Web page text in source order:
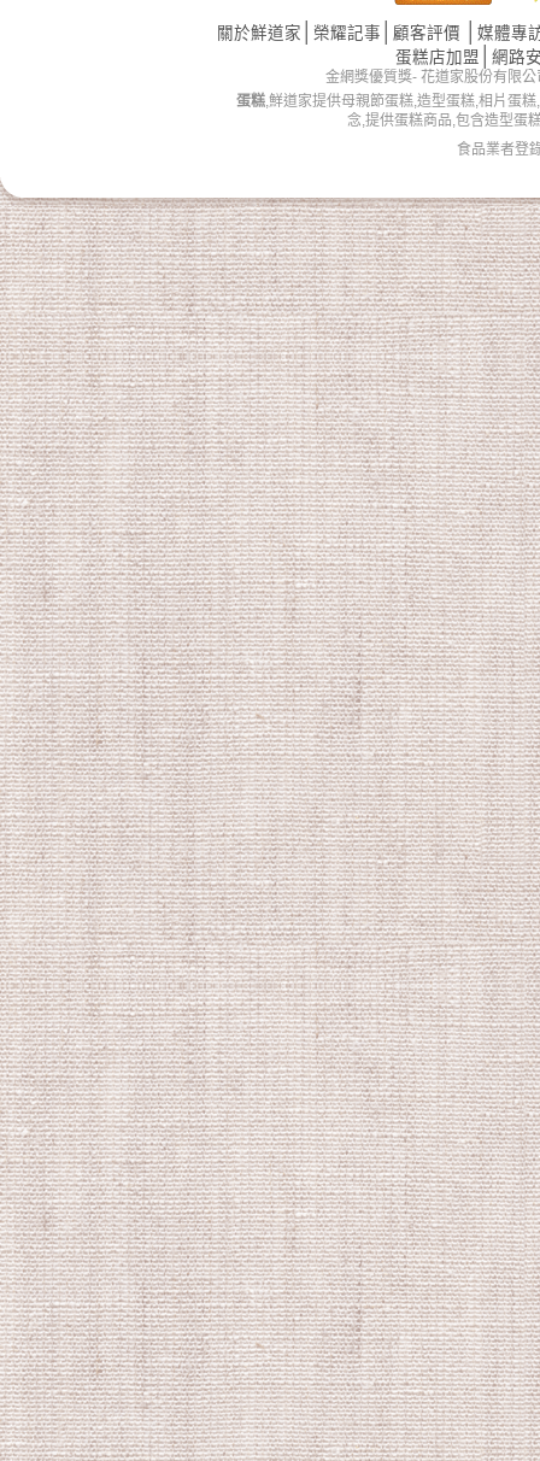
關於鮮道家 榮耀記事 顧客評價
媒體專
蛋糕店加盟
網路
金網獎優質獎- 花道家股份有限
蛋糕,鮮道家提供母親節蛋糕,造型蛋糕,相片蛋
念,提供蛋糕商品,包含造型蛋
食品業者登